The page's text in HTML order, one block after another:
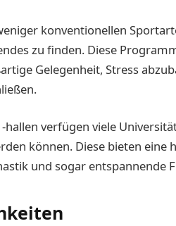
konventionellen
zu finden. Diese
Gelegenheit, Stress
verfügen viele
können. Diese bieten
und sogar entspannende